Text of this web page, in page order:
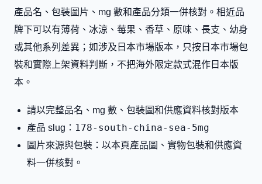
產品名、包裝圖片、mg 數和產品分類一併核對。相近品
牌下可以有薄荷、冰涼、莓果、香草、原味、長支、幼身
或其他系列差異；如涉及日本市場版本，只按日本市場包
裝和實際上架資料判斷，不把海外限定款式混作日本版
本。
請以完整品名、mg 數、包裝圖和供應資料核對版本
產品 slug： 178-south-china-sea-5mg
圖片來源與包裝：以本頁產品圖、實物包裝和供應資
料一併核對。